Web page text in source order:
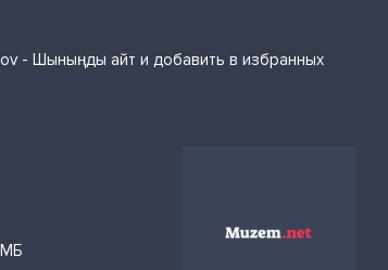
- Шыныңды айт и добавить в избранных